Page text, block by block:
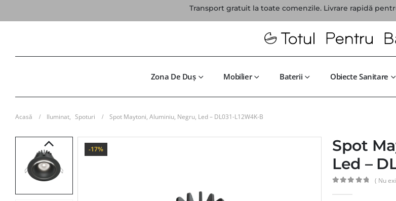
Transport gratuit la toate comenzile. Livrare rapidă
Zona De Duș Mobilier Baterii Obiecte Sanitare
Acasă Iluminat, Spoturi Spot Maytoni, Aluminiu, Negru, Led – DL031-L12W4K-B
-17%
Spot
Led –
( Nu